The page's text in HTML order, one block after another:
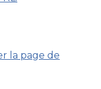
la page de